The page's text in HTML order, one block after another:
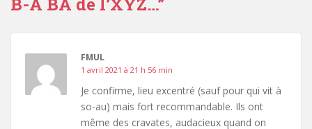
FMUL
1 avril 2021 à 21 h 56 min
Je confirme, lieu excentré (sauf pour qui vit à
so-au) mais fort recommandable. Ils ont
même des cravates, audacieux quand on